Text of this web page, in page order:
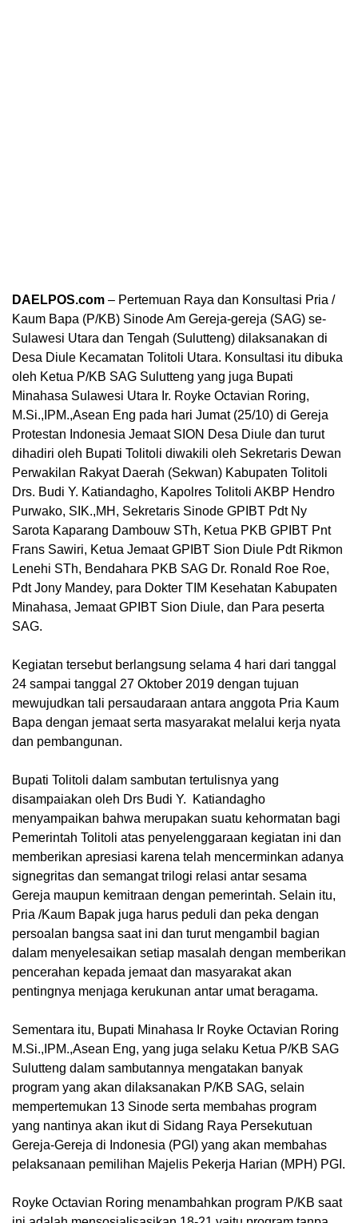
DAELPOS.com – Pertemuan Raya dan Konsultasi Pria /
Kaum Bapa (P/KB) Sinode Am Gereja-gereja (SAG) se-
Sulawesi Utara dan Tengah (Sulutteng) dilaksanakan di
Desa Diule Kecamatan Tolitoli Utara. Konsultasi itu dibuka
oleh Ketua P/KB SAG Sulutteng yang juga Bupati
Minahasa Sulawesi Utara Ir. Royke Octavian Roring,
M.Si.,IPM.,Asean Eng pada hari Jumat (25/10) di Gereja
Protestan Indonesia Jemaat SION Desa Diule dan turut
dihadiri oleh Bupati Tolitoli diwakili oleh Sekretaris Dewan
Perwakilan Rakyat Daerah (Sekwan) Kabupaten Tolitoli
Drs. Budi Y. Katiandagho, Kapolres Tolitoli AKBP Hendro
Purwako, SIK.,MH, Sekretaris Sinode GPIBT Pdt Ny
Sarota Kaparang Dambouw STh, Ketua PKB GPIBT Pnt
Frans Sawiri, Ketua Jemaat GPIBT Sion Diule Pdt Rikmon
Lenehi STh, Bendahara PKB SAG Dr. Ronald Roe Roe,
Pdt Jony Mandey, para Dokter TIM Kesehatan Kabupaten
Minahasa, Jemaat GPIBT Sion Diule, dan Para peserta
SAG.
Kegiatan tersebut berlangsung selama 4 hari dari tanggal
24 sampai tanggal 27 Oktober 2019 dengan tujuan
mewujudkan tali persaudaraan antara anggota Pria Kaum
Bapa dengan jemaat serta masyarakat melalui kerja nyata
dan pembangunan.
Bupati Tolitoli dalam sambutan tertulisnya yang
disampaiakan oleh Drs Budi Y. Katiandagho
menyampaikan bahwa merupakan suatu kehormatan bagi
Pemerintah Tolitoli atas penyelenggaraan kegiatan ini dan
memberikan apresiasi karena telah mencerminkan adanya
signegritas dan semangat trilogi relasi antar sesama
Gereja maupun kemitraan dengan pemerintah. Selain itu,
Pria /Kaum Bapak juga harus peduli dan peka dengan
persoalan bangsa saat ini dan turut mengambil bagian
dalam menyelesaikan setiap masalah dengan memberikan
pencerahan kepada jemaat dan masyarakat akan
pentingnya menjaga kerukunan antar umat beragama.
Sementara itu, Bupati Minahasa Ir Royke Octavian Roring
M.Si.,IPM.,Asean Eng, yang juga selaku Ketua P/KB SAG
Sulutteng dalam sambutannya mengatakan banyak
program yang akan dilaksanakan P/KB SAG, selain
mempertemukan 13 Sinode serta membahas program
yang nantinya akan ikut di Sidang Raya Persekutuan
Gereja-Gereja di Indonesia (PGI) yang akan membahas
pelaksanaan pemilihan Majelis Pekerja Harian (MPH) PGI.
Royke Octavian Roring menambahkan program P/KB saat